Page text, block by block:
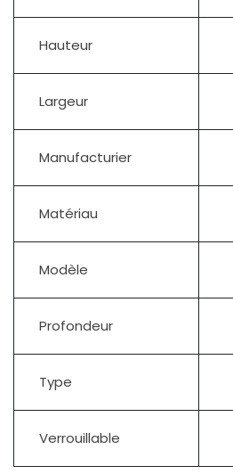
Hauteur
Largeur
Manufacturier
Matériau
Modèle
Profondeur
Type
Verrouillable